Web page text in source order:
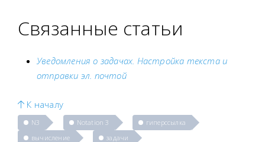
Связанные статьи
Уведомления о задачах. Настройка текста и
отправки эл. почтой
К началу
N3 Notation 3
гиперссылка
вычисление
задачи